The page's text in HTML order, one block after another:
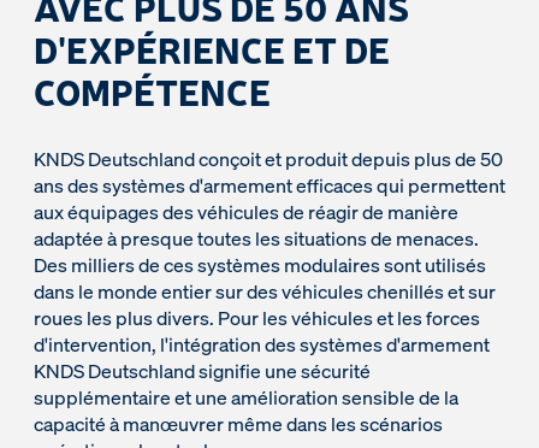
D'EXPÉRIENCE ET DE
COMPÉTENCE
KNDS Deutschland conçoit et produit depuis plus de 50
ans des systèmes d'armement efficaces qui permettent
aux équipages des véhicules de réagir de manière
adaptée à presque toutes les situations de menaces.
Des milliers de ces systèmes modulaires sont utilisés
dans le monde entier sur des véhicules chenillés et sur
roues les plus divers. Pour les véhicules et les forces
d'intervention, l'intégration des systèmes d'armement
KNDS Deutschland signifie une sécurité
supplémentaire et une amélioration sensible de la
capacité à manœuvrer même dans les scénarios